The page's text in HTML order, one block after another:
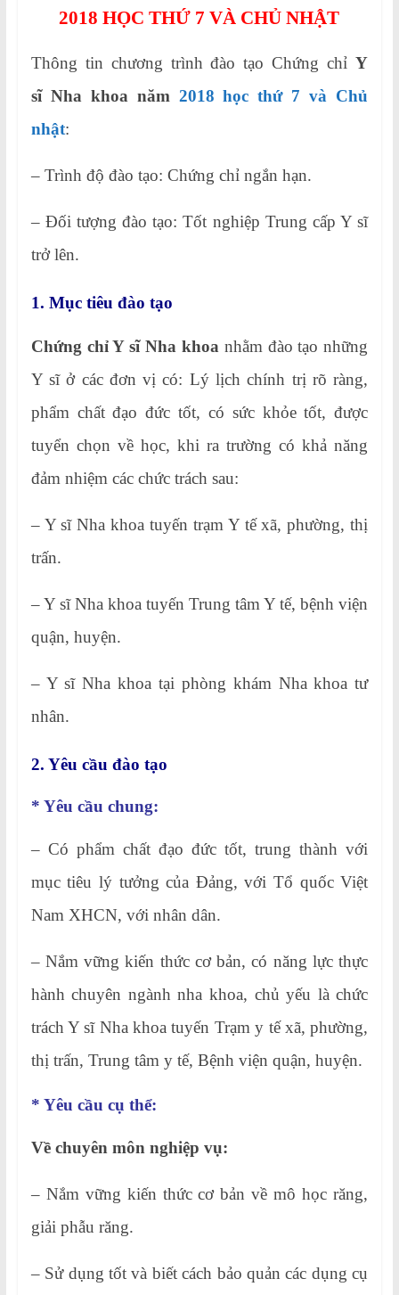
2018 HỌC THỨ 7 VÀ CHỦ NHẬT
Thông tin chương trình đào tạo Chứng chỉ Y
sĩ Nha khoa năm 2018 học thứ 7 và Chủ
nhật:
– Trình độ đào tạo: Chứng chỉ ngắn hạn.
– Đối tượng đào tạo: Tốt nghiệp Trung cấp Y sĩ
trở lên.
1. Mục tiêu đào tạo
Chứng chỉ Y sĩ Nha khoa nhằm đào tạo những
Y sĩ ở các đơn vị có: Lý lịch chính trị rõ ràng,
phẩm chất đạo đức tốt, có sức khỏe tốt, được
tuyển chọn về học, khi ra trường có khả năng
đảm nhiệm các chức trách sau:
– Y sĩ Nha khoa tuyến trạm Y tế xã, phường, thị
trấn.
– Y sĩ Nha khoa tuyến Trung tâm Y tế, bệnh viện
quận, huyện.
– Y sĩ Nha khoa tại phòng khám Nha khoa tư
nhân.
2. Yêu cầu đào tạo
* Yêu cầu chung:
– Có phẩm chất đạo đức tốt, trung thành với
mục tiêu lý tưởng của Đảng, với Tổ quốc Việt
Nam XHCN, với nhân dân.
– Nắm vững kiến thức cơ bản, có năng lực thực
hành chuyên ngành nha khoa, chủ yếu là chức
trách Y sĩ Nha khoa tuyến Trạm y tế xã, phường,
thị trấn, Trung tâm y tế, Bệnh viện quận, huyện.
* Yêu cầu cụ thể:
Về chuyên môn nghiệp vụ:
– Nắm vững kiến thức cơ bản về mô học răng,
giải phẫu răng.
– Sử dụng tốt và biết cách bảo quản các dụng cụ